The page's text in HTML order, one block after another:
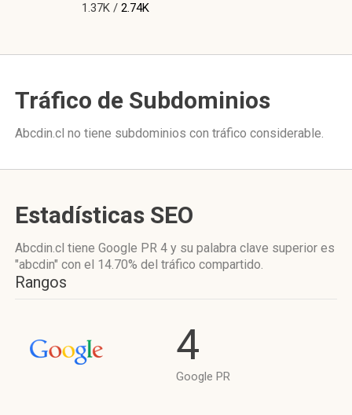
1.37K / 2.74K
Tráfico de Subdominios
Abcdin.cl no tiene subdominios con tráfico considerable.
Estadísticas SEO
Abcdin.cl tiene Google PR 4 y su palabra clave superior es
"abcdin" con el 14.70% del tráfico compartido.
Rangos
4
Google PR